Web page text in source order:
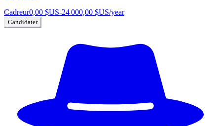
Cadreur0,00 $US-24 000,00 $US/year
Candidater